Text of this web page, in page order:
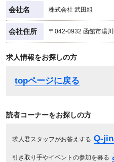
会社名 株式会社 武田組
会社住所 〒042-0932 函館市湯
求人情報をお探しの方
topページに戻る
読者コーナーをお探しの方
求人君スタッフがお答えする Q-jin
引き取り手やイベントの参加を募る